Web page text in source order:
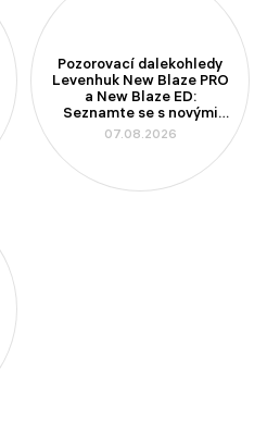
Pozorovací dalekohledy
Levenhuk New Blaze PRO
a New Blaze ED:
Seznamte se s novými
modely se 100mm
07.08.2026